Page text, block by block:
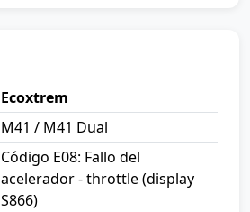
Ecoxtrem
M41 / M41 Dual
Código E08: Fallo del
acelerador - throttle (display
S866)